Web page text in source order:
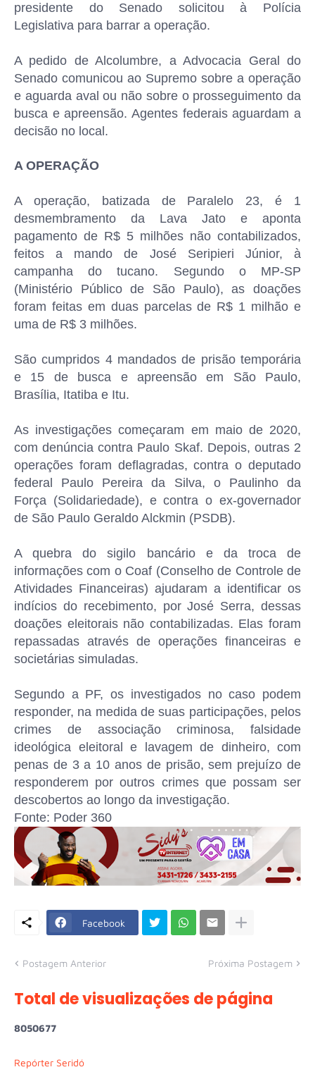
presidente do Senado solicitou à Polícia
Legislativa para barrar a operação.
A pedido de Alcolumbre, a Advocacia Geral do
Senado comunicou ao Supremo sobre a operação
e aguarda aval ou não sobre o prosseguimento da
busca e apreensão. Agentes federais aguardam a
decisão no local.
A OPERAÇÃO
A operação, batizada de Paralelo 23, é 1
desmembramento da Lava Jato e aponta
pagamento de R$ 5 milhões não contabilizados,
feitos a mando de José Seripieri Júnior, à
campanha do tucano. Segundo o MP-SP
(Ministério Público de São Paulo), as doações
foram feitas em duas parcelas de R$ 1 milhão e
uma de R$ 3 milhões.
São cumpridos 4 mandados de prisão temporária
e 15 de busca e apreensão em São Paulo,
Brasília, Itatiba e Itu.
As investigações começaram em maio de 2020,
com denúncia contra Paulo Skaf. Depois, outras 2
operações foram deflagradas, contra o deputado
federal Paulo Pereira da Silva, o Paulinho da
Força (Solidariedade), e contra o ex-governador
de São Paulo Geraldo Alckmin (PSDB).
A quebra do sigilo bancário e da troca de
informações com o Coaf (Conselho de Controle de
Atividades Financeiras) ajudaram a identificar os
indícios do recebimento, por José Serra, dessas
doações eleitorais não contabilizadas. Elas foram
repassadas através de operações financeiras e
societárias simuladas.
Segundo a PF, os investigados no caso podem
responder, na medida de suas participações, pelos
crimes de associação criminosa, falsidade
ideológica eleitoral e lavagem de dinheiro, com
penas de 3 a 10 anos de prisão, sem prejuízo de
responderem por outros crimes que possam ser
descobertos ao longo da investigação.
Fonte: Poder 360
Facebook
Postagem Anterior Próxima Postagem
Total de visualizações de página
8050677
Repórter Seridó